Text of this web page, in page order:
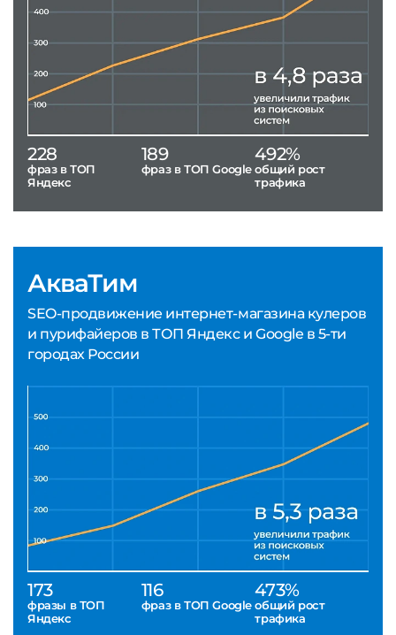
АкваТим
SEO-продвижение интернет-магазина кулеров
и пурифайеров в ТОП Яндекс и Google в 5-ти
городах России
173
фразы в ТОП
Яндекс
116
фраз в ТОП Google
473%
общий рост
трафика
228
фраз в ТОП
Яндекс
189
фраз в ТОП Google
492%
общий рост
трафика